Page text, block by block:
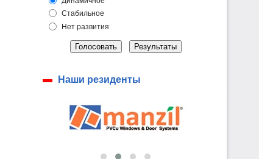
Стабильное
Нет развития
Голосовать Результаты
Наши резиденты